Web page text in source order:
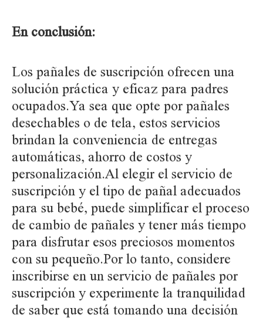
En conclusión:
Los pañales de suscripción ofrecen una
solución práctica y eficaz para padres
ocupados.Ya sea que opte por pañales
desechables o de tela, estos servicios
brindan la conveniencia de entregas
automáticas, ahorro de costos y
personalización.Al elegir el servicio de
suscripción y el tipo de pañal adecuados
para su bebé, puede simplificar el proceso
de cambio de pañales y tener más tiempo
para disfrutar esos preciosos momentos
con su pequeño.Por lo tanto, considere
inscribirse en un servicio de pañales por
suscripción y experimente la tranquilidad
de saber que está tomando una decisión